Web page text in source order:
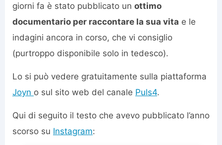
giorni fa è stato pubblicato un ottimo
documentario per raccontare la sua vita e le
indagini ancora in corso, che vi consiglio
(purtroppo disponibile solo in tedesco).
Lo si può vedere gratuitamente sulla piattaforma
Joyn o sul sito web del canale Puls4.
Qui di seguito il testo che avevo pubblicato l’anno
scorso su Instagram: